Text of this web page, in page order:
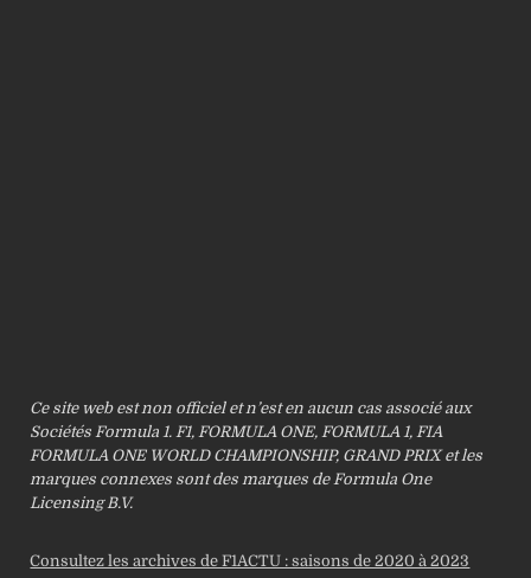
Ce site web est non officiel et n’est en aucun cas associé aux
Sociétés Formula 1. F1, FORMULA ONE, FORMULA 1, FIA
FORMULA ONE WORLD CHAMPIONSHIP, GRAND PRIX et les
marques connexes sont des marques de Formula One
Licensing B.V.
Consultez les archives de F1ACTU : saisons de 2020 à 2023